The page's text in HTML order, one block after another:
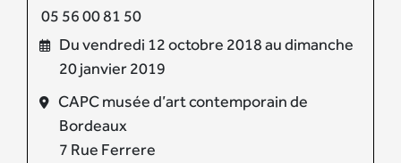
05 56 00 81 50
Du vendredi 12 octobre 2018 au dimanche
20 janvier 2019
CAPC musée d’art contemporain de
Bordeaux
7 Rue Ferrere